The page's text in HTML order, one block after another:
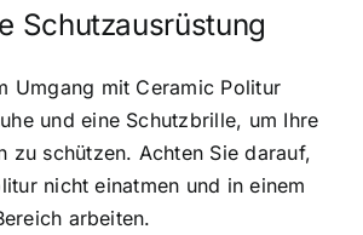
Schutzausrüstung
Umgang mit Ceramic Politur
und eine Schutzbrille, um Ihre
zu schützen. Achten Sie darauf,
nicht einatmen und in einem
arbeiten.